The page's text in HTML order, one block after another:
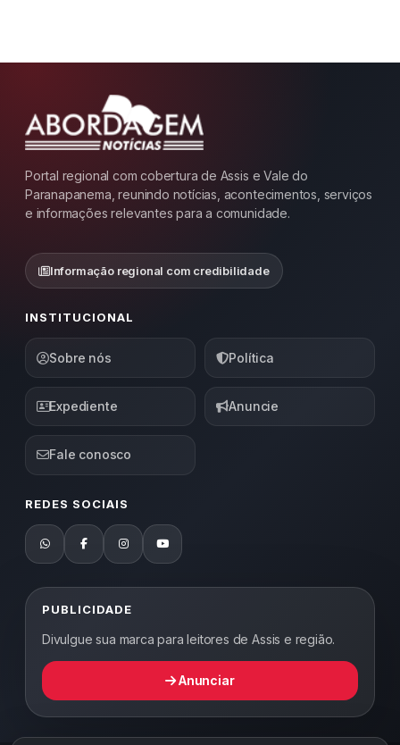
Portal regional com cobertura de Assis e Vale do
Paranapanema, reunindo notícias, acontecimentos, serviços
e informações relevantes para a comunidade.
Informação regional com credibilidade
INSTITUCIONAL
Sobre nós Política
Expediente Anuncie
Fale conosco
REDES SOCIAIS
PUBLICIDADE
Divulgue sua marca para leitores de Assis e região.
Anunciar